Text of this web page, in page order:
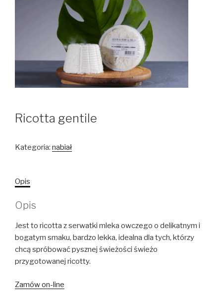
Ricotta gentile
Kategoria: nabiał
Opis
Opis
Jest to ricotta z serwatki mleka owczego o delikatnym i
bogatym smaku, bardzo lekka, idealna dla tych, którzy
chcą spróbować pysznej świeżości świeżo
przygotowanej ricotty.
Zamów on-line